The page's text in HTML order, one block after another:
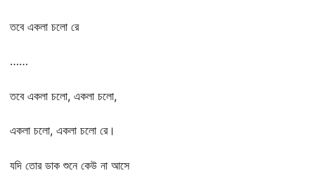
তবে একলা চলো রে
……
তবে একলা চলো, একলা চলো,
একলা চলো, একলা চলো রে।
যদি তোর ডাক শুনে কেউ না আসে